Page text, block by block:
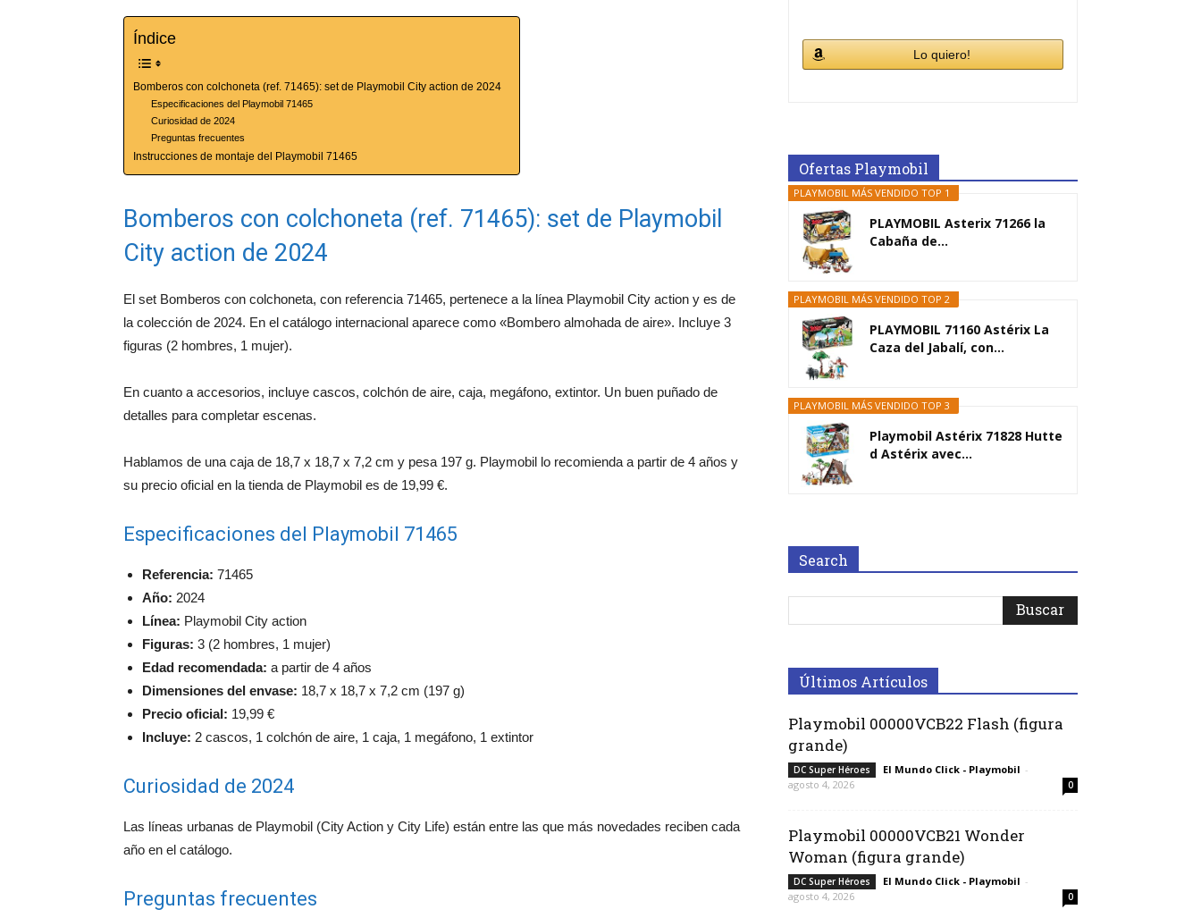
Índice
Bomberos con colchoneta (ref. 71465): set de Playmobil City action de 2024
Especificaciones del Playmobil 71465
Curiosidad de 2024
Preguntas frecuentes
Instrucciones de montaje del Playmobil 71465
Bomberos con colchoneta (ref. 71465): set de Playmobil
City action de 2024
El set Bomberos con colchoneta, con referencia 71465, pertenece a la línea Playmobil City action y es de
la colección de 2024. En el catálogo internacional aparece como «Bombero almohada de aire». Incluye 3
figuras (2 hombres, 1 mujer).
En cuanto a accesorios, incluye cascos, colchón de aire, caja, megáfono, extintor. Un buen puñado de
detalles para completar escenas.
Hablamos de una caja de 18,7 x 18,7 x 7,2 cm y pesa 197 g. Playmobil lo recomienda a partir de 4 años y
su precio oficial en la tienda de Playmobil es de 19,99 €.
Especificaciones del Playmobil 71465
Referencia: 71465
Año: 2024
Línea: Playmobil City action
Figuras: 3 (2 hombres, 1 mujer)
Edad recomendada: a partir de 4 años
Dimensiones del envase: 18,7 x 18,7 x 7,2 cm (197 g)
Precio oficial: 19,99 €
Incluye: 2 cascos, 1 colchón de aire, 1 caja, 1 megáfono, 1 extintor
Curiosidad de 2024
Las líneas urbanas de Playmobil (City Action y City Life) están entre las que más novedades reciben cada
año en el catálogo.
Preguntas frecuentes
Lo quiero!
Ofertas Playmobil
PLAYMOBIL MÁS VENDIDO TOP 1
PLAYMOBIL Asterix 71266 la
Cabaña de...
PLAYMOBIL MÁS VENDIDO TOP 2
PLAYMOBIL 71160 Astérix La
Caza del Jabalí, con...
PLAYMOBIL MÁS VENDIDO TOP 3
Playmobil Astérix 71828 Hutte
d Astérix avec...
Search
Últimos Artículos
Playmobil 00000VCB22 Flash (figura
grande)
DC Super Héroes El Mundo Click - Playmobil -
agosto 4, 2026
0
Playmobil 00000VCB21 Wonder
Woman (figura grande)
DC Super Héroes El Mundo Click - Playmobil -
agosto 4, 2026
0